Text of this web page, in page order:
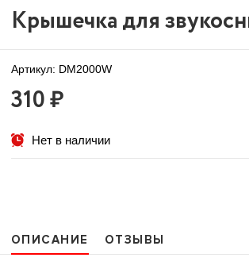
Крышечка для
Артикул: DM2000W
310 ₽
Нет в наличии
ОПИСАНИЕ ОТЗЫВЫ